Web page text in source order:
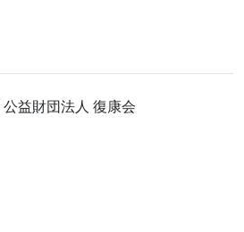
益財団法人 復康会